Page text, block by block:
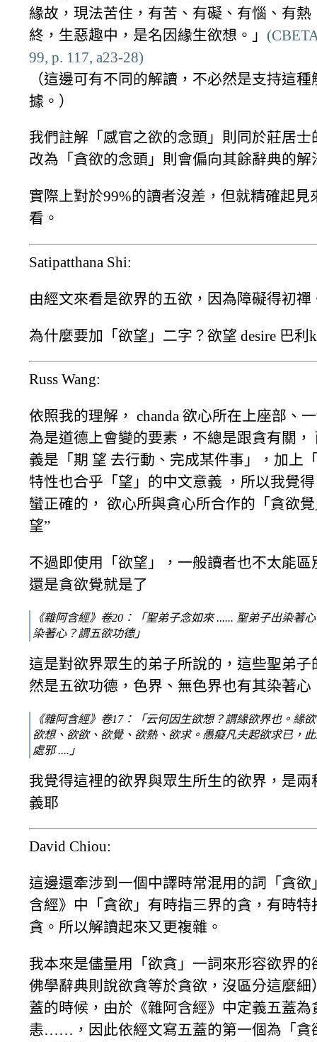
緣故，現法苦住，有苦、有礙、有惱、有熱
終，生惡趣中，是名因緣生欲想。」
99, p. 117, a23-28)
（這邊可有不同的解讀，不必然是支持這種
據。）
我們註解「感官之欲的念頭」則同於莊居士
改為「貪欲的念頭」則會偏向其餘辭典的解
實際上對於99%的讀者沒差，但就精確起見
看。
Satipatthana Shi:
由經文來看是欲界的五欲，因為障礙得初禪
為什麼要加「欲望」二字？欲望 desire 巴利
Russ Wang:
依照我的理解， chanda 欲心所在上座部、
為是道德上會變的要素，不總是跟貪有關，
義是「期 望 去行動、完成某件事」，加上
特性也合乎「望」的中文意義 ，所以我覺
蠻正確的， 欲心所與貪心所合作的「貪欲
望”
不過即使用「欲望」，一般讀者也不太能區
還是貪欲覺就是了
《雜阿含經》卷20：「聖弟子念如來 ...... 聖弟子出染著
染著心？謂五欲功德」
這是對欲界眾生的弟子所說的，這些聖弟子
然是五欲功德，色界、無色界也有其染著心
《雜阿含經》卷17：「云何因生欲想？謂緣欲界也。緣
欲想、欲欲、欲覺、欲熱、欲求。愚癡凡夫起欲求已，
處邪 ....」
我覺得這裡的欲界與眾生所生的欲界，是兩
義耶
David Chiou:
這邊還牽涉到一個中譯時常混用的詞「貪欲
含經》中「貪欲」有時指三界的貪，有時特
貪。所以解讀起來又更複雜。
我本來是儘量用「欲貪」一詞來形容欲界的
佛學辭典則說欲貪等於貪欲，沒區分這麼細
蓋的時候，由於《雜阿含經》中定義五蓋為
恚……，因此依經文寫五蓋的第一個為「貪